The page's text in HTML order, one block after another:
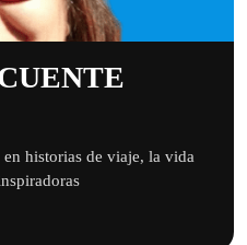
historias de viaje, la vida